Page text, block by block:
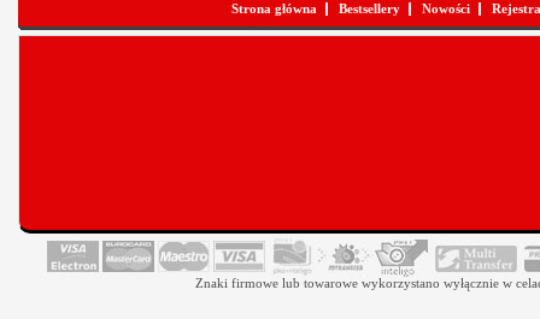
Strona główna Bestsellery Nowości
Znaki firmowe lub towarowe wykorzystano wyłącznie w